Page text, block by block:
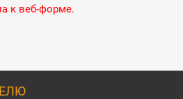
к веб-форме.